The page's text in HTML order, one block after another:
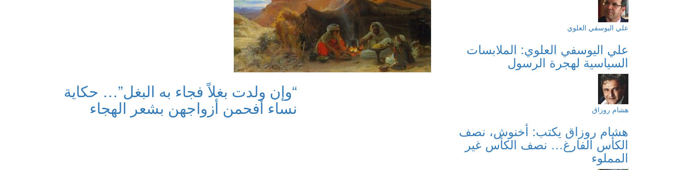
“وإن ولدت بغلاً فجاء به البغل”… حكاية
نساء أفحمن أزواجهن بشعر الهجاء
علي اليوسفي العلوي
علي اليوسفي العلوي: الملابسات
السياسية لهجرة الرسول
هشام روزاق
هشام روزاق يكتب: أخنوش، نصف
الكأس الفارغ… نصف الكأس غير
المملوء